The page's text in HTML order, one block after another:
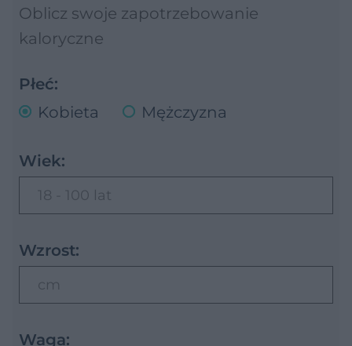
Oblicz swoje zapotrzebowanie
kaloryczne
Płeć:
Kobieta
Mężczyzna
Wiek:
18 - 100 lat
Wzrost:
cm
Waga: